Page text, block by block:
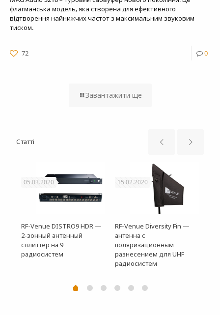
флагманська модель, яка створена для ефективного
відтворення найнижчих частот з максимальним звуковим
тиском.
72 0
Завантажити ще
Статті
05.03.2020
RF-Venue DISTRO9 HDR —
2-зонный антенный
сплиттер на 9
радиосистем
15.02.2020
RF-Venue Diversity Fin —
антенна с
поляризационным
разнесением для UHF
радиосистем